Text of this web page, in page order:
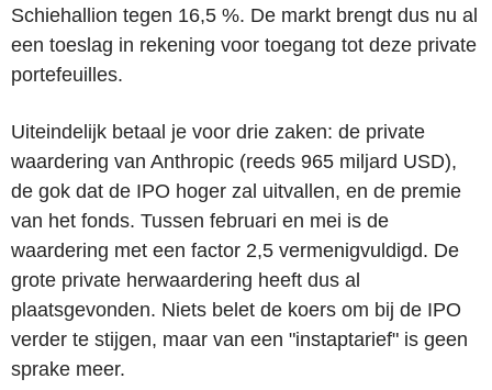
Schiehallion tegen 16,5 %. De markt brengt dus nu al
een toeslag in rekening voor toegang tot deze private
portefeuilles.
Uiteindelijk betaal je voor drie zaken: de private
waardering van Anthropic (reeds 965 miljard USD),
de gok dat de IPO hoger zal uitvallen, en de premie
van het fonds. Tussen februari en mei is de
waardering met een factor 2,5 vermenigvuldigd. De
grote private herwaardering heeft dus al
plaatsgevonden. Niets belet de koers om bij de IPO
verder te stijgen, maar van een "instaptarief" is geen
sprake meer.